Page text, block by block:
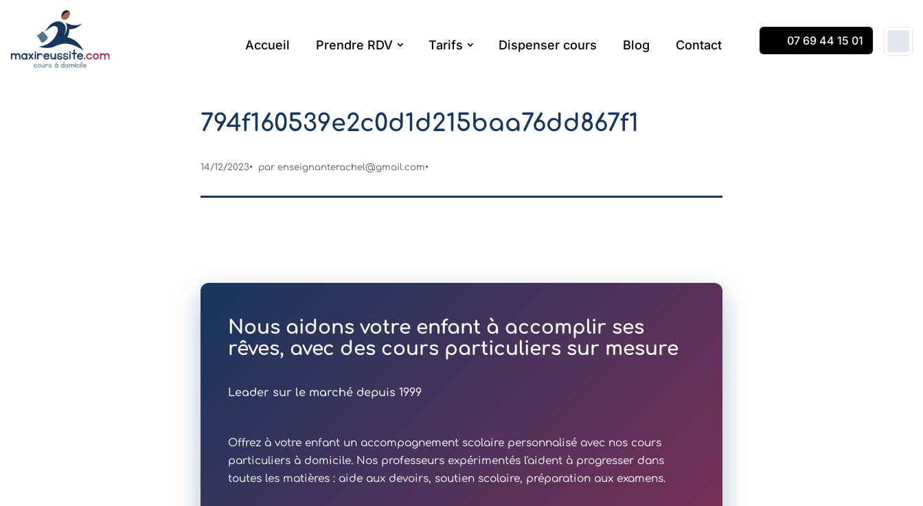
Accueil Prendre RDV Tarifs Dispenser cours Blog Contact 07 69 44 15 01
794f160539e2c0d1d215baa76dd867f1
14/12/2023 par enseignanterachel@gmail.com
Nous aidons votre enfant à accomplir ses
rêves, avec des cours particuliers sur mesure
Leader sur le marché depuis 1999
Offrez à votre enfant un accompagnement scolaire personnalisé avec nos cours
particuliers à domicile. Nos professeurs expérimentés l'aident à progresser dans
toutes les matières : aide aux devoirs, soutien scolaire, préparation aux examens.